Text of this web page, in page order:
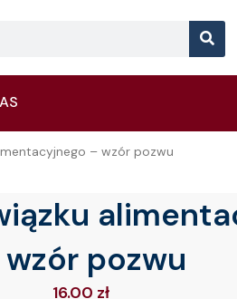
– wzór pozwu
pozwu
16.00 zł